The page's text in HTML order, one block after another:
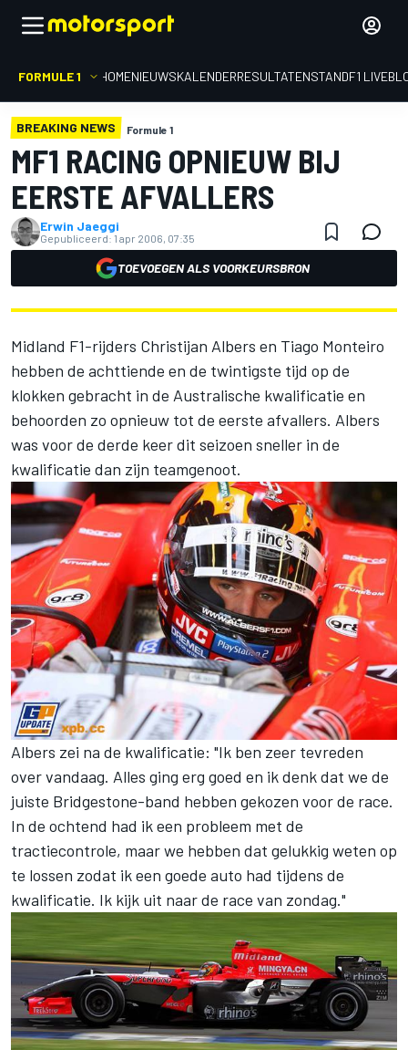
FORMULE 1 HOMENIEUWSKALENDERRESULTATENSTANDF1
BREAKING NEWS Formule 1
MF1 RACING OPNIEUW BIJ
EERSTE AFVALLERS
Erwin Jaeggi
Gepubliceerd: 1 apr 2006, 07:35
TOEVOEGEN ALS VOORKEURSBRON
Midland F1-rijders Christijan Albers en Tiago Monteiro
hebben de achttiende en de twintigste tijd op de
klokken gebracht in de Australische kwalificatie en
behoorden zo opnieuw tot de eerste afvallers. Albers
was voor de derde keer dit seizoen sneller in de
kwalificatie dan zijn teamgenoot.
Albers zei na de kwalificatie: "Ik ben zeer tevreden
over vandaag. Alles ging erg goed en ik denk dat we de
juiste Bridgestone-band hebben gekozen voor de race.
In de ochtend had ik een probleem met de
tractiecontrole, maar we hebben dat gelukkig weten op
te lossen zodat ik een goede auto had tijdens de
kwalificatie. Ik kijk uit naar de race van zondag."